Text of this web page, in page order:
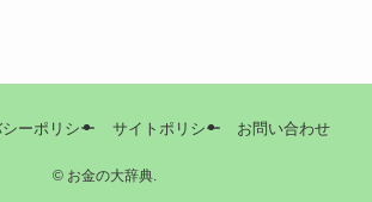
ーポリシー サイトポリシー お問い合わせ
©お金の大辞典.